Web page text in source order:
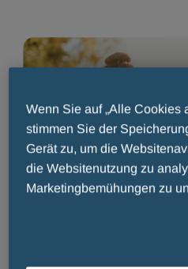
Welt-Allergietag
Gruppe engagiert
Wenn Sie auf „Alle Cookies
stimmen Sie der
Gerät zu, um die
die Websitenutzung zu
Marketingbemühungen zu